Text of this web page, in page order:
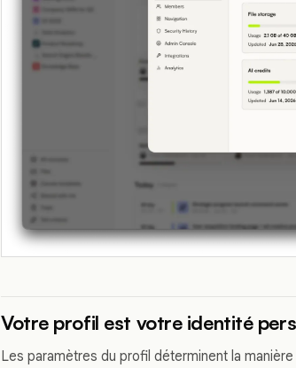
Votre profil est votre identité
Les paramètres du profil déterminent la